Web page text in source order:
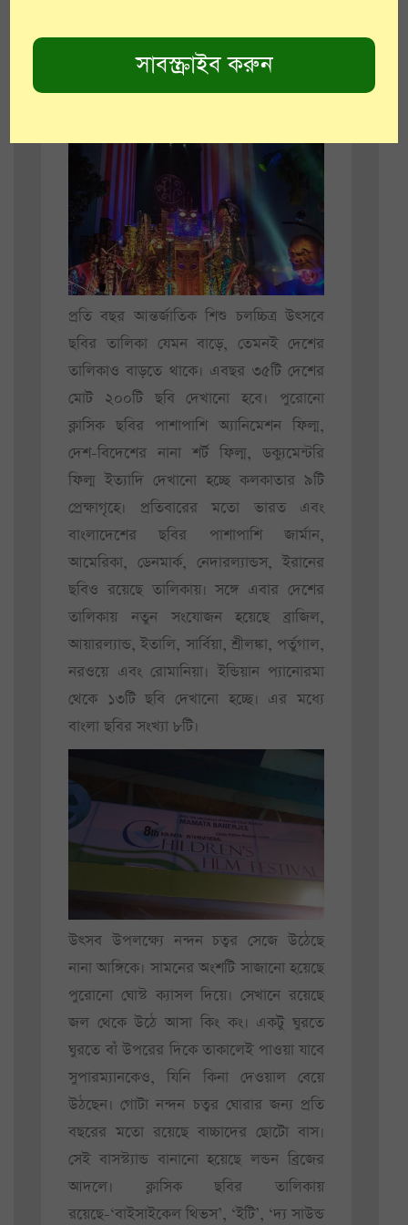
প্রতি বছর আন্তর্জাতিক শিশু চলচ্চিত্র উৎসবে
ছবির তালিকা যেমন বাড়ে, তেমনই দেশের
তালিকাও বাড়তে থাকে। এবছর ৩৫টি দেশের
মোট ২০০টি ছবি দেখানো হবে। পুরোনো
ক্লাসিক ছবির পাশাপাশি অ্যানিমেশন ফিল্ম,
দেশ-বিদেশের নানা শর্ট ফিল্ম, ডক্যুমেন্টরি
ফিল্ম ইত্যাদি দেখানো হচ্ছে কলকাতার ৯টি
প্রেক্ষাগৃহে। প্রতিবারের মতো ভারত এবং
বাংলাদেশের ছবির পাশাপাশি জার্মান,
আমেরিকা, ডেনমার্ক, নেদারল্যান্ডস, ইরানের
ছবিও রয়েছে তালিকায়। সঙ্গে এবার দেশের
তালিকায় নতুন সংযোজন হয়েছে ব্রাজিল,
আয়ারল্যান্ড, ইতালি, সার্বিয়া, শ্রীলঙ্কা, পর্তুগাল,
নরওয়ে এবং রোমানিয়া। ইন্ডিয়ান প্যানোরমা
থেকে ১৩টি ছবি দেখানো হচ্ছে। এর মধ্যে
বাংলা ছবির সংখ্যা ৮টি।
উৎসব উপলক্ষ্যে নন্দন চত্বর সেজে উঠেছে
নানা আঙ্গিকে। সামনের অংশটি সাজানো হয়েছে
পুরোনো ঘোস্ট ক্যাসল দিয়ে। সেখানে রয়েছে
জল থেকে উঠে আসা কিং কং। একটু ঘুরতে
ঘুরতে বাঁ উপরের দিকে তাকালেই পাওয়া যাবে
সুপারম্যানকেও, যিনি কিনা দেওয়াল বেয়ে
উঠছেন। গোটা নন্দন চত্বর ঘোরার জন্য প্রতি
বছরের মতো রয়েছে বাচ্চাদের ছোটো বাস।
সেই বাসস্ট্যান্ড বানানো হয়েছে লন্ডন ব্রিজের
আদলে। ক্লাসিক ছবির তালিকায়
রয়েছে-‘বাইসাইকেল থিভস’, ‘ইটি’, ‘দ্য সাউন্ড